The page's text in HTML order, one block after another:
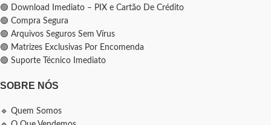
🟢 Download Imediato – PIX e Cartão De Crédito
🟢 Compra Segura
🟢 Arquivos Seguros Sem Vírus
🟢 Matrizes Exclusivas Por Encomenda
🟢 Suporte Técnico Imediato
SOBRE NÓS
🔹 Quem Somos